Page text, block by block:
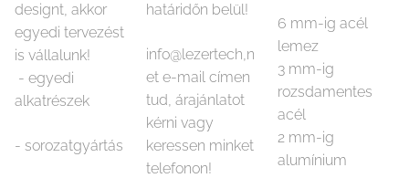
designt, akkor
egyedi tervezést
is vállalunk!
- egyedi
alkatrészek
- sorozatgyártás
határidőn belül!
info@lezertech,n
et e-mail címen
tud, árajánlatot
kérni vagy
keressen minket
telefonon!
6 mm-ig acél
lemez
3 mm-ig
rozsdamentes
acél
2 mm-ig
alumínium